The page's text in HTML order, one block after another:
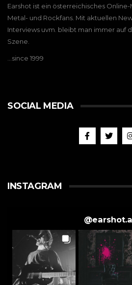
Earshot ist ein österreichisches
Metal- und Rockfans. Mit aktuellen
Interviews uvm. bleibt man immer auf
Szene.
…since 1999
SOCIAL MEDIA
INSTAGRAM
@